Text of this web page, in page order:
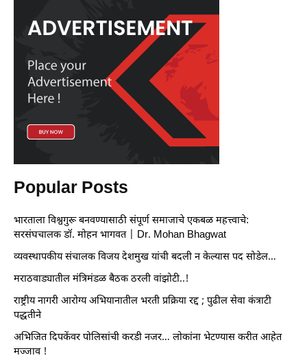
Popular Posts
भारताला विश्वगुरू बनवण्यासाठी संपूर्ण समाजाचे एकबळ महत्त्वाचे:
सरसंघचालक डॉ. मोहन भागवत | Dr. Mohan Bhagwat
व्यवस्थापकीय संचालक विजय देशमुख यांची बदली न केल्यास पद सोडेल…
मराठवाड्यातील मंत्रिमंडळ बैठक ठरली वांझोटी..!
राष्ट्रीय नागरी आरोग्य अभियानातील भरती प्रक्रिया रद्द ; पुढील सेवा कंत्राटी
पद्धतीने
अभिजित दिपकेंवर पोलिसांची करडी नजर… लोकांना भेटण्यास करीत आहेत
मज्जाव !